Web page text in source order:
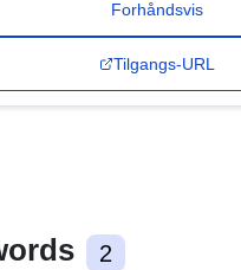
Forhåndsvis
Tilgangs-URL
2